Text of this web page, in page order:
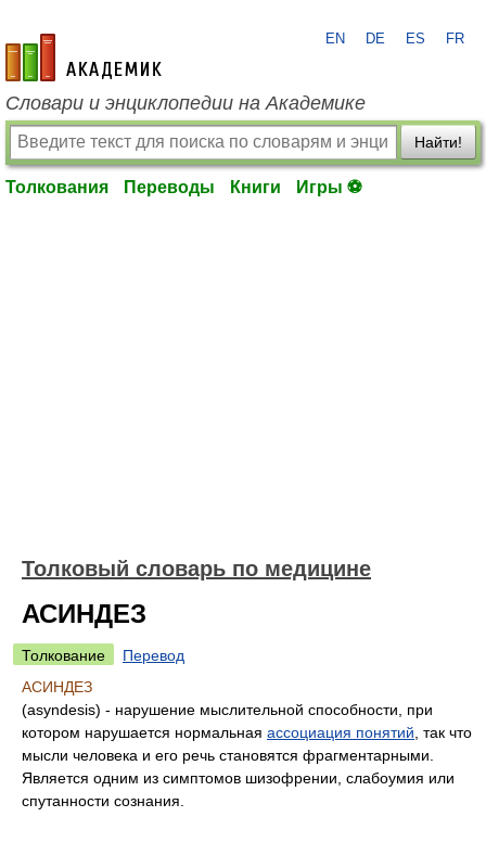
academic.ru
EN DE ES FR
Словари и энциклопедии на Академике
Найти!
Толкования Переводы Книги Игры ⚽
Толковый словарь по медицине
АСИНДЕЗ
Толкование
Перевод
АСИНДЕЗ
(asyndesis) - нарушение мыслительной способности, при
котором нарушается нормальная ассоциация понятий , так что
мысли человека и его речь становятся фрагментарными.
Является одним из симптомов шизофрении, слабоумия или
спутанности сознания.